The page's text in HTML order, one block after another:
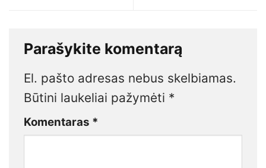
Parašykite komentarą
El. pašto adresas nebus skelbiamas.
Būtini laukeliai pažymėti *
Komentaras *